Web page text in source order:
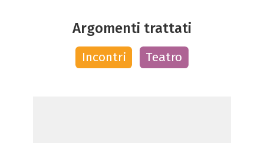
Argomenti trattati
Incontri Teatro